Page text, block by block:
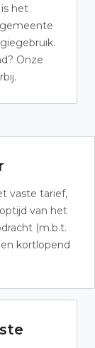
het
Onze
vaste tarief,
van het
(m.b.t.
kortlopend